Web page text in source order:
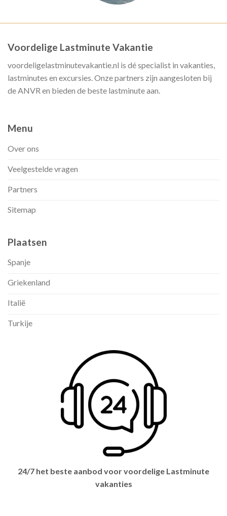
Voordelige Lastminute Vakantie
voordeligelastminutevakantie.nl is dé specialist in vakanties,
lastminutes en excursies. Onze partners zijn aangesloten bij
de ANVR en bieden de beste lastminute aan.
Menu
Over ons
Veelgestelde vragen
Partners
Sitemap
Plaatsen
Spanje
Griekenland
Italië
Turkije
24/7 het beste aanbod voor voordelige Lastminute
vakanties